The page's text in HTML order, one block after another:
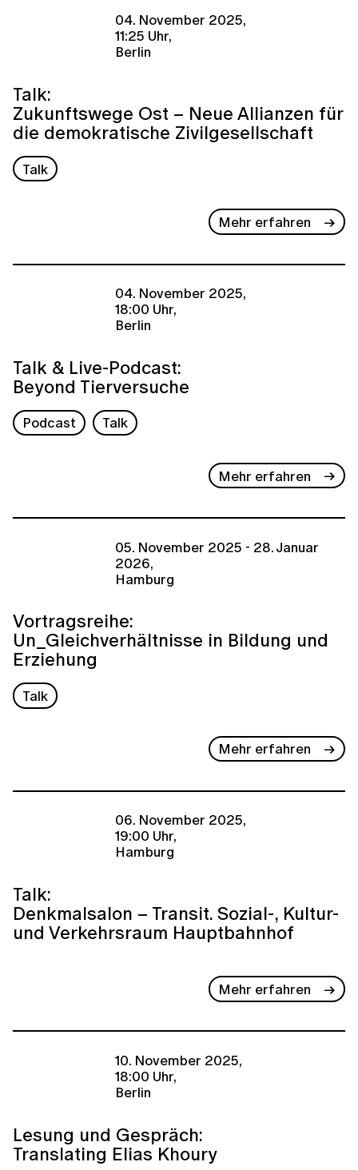
04. November 2025,
11:25 Uhr,
Berlin
Talk:
Zukunftswege Ost – Neue Allianzen für
die demokratische Zivilgesellschaft
Talk
Mehr erfahren
04. November 2025,
18:00 Uhr,
Berlin
Talk & Live-Podcast:
Beyond Tierversuche
Podcast Talk
Mehr erfahren
05. November 2025 - 28. Januar
2026,
Hamburg
Vortragsreihe:
Un_Gleichverhältnisse in Bildung und
Erziehung
Talk
Mehr erfahren
06. November 2025,
19:00 Uhr,
Hamburg
Talk:
Denkmalsalon – Transit. Sozial-, Kultur-
und Verkehrsraum Hauptbahnhof
Mehr erfahren
10. November 2025,
18:00 Uhr,
Berlin
Lesung und Gespräch:
Translating Elias Khoury